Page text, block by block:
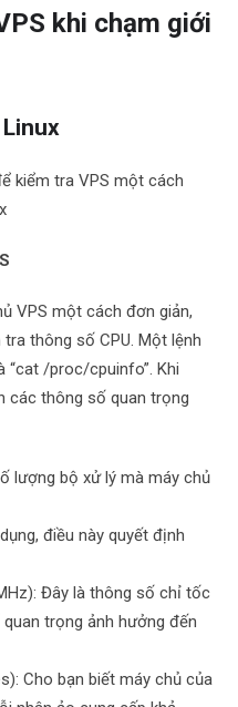
khi chạm giới
kiểm tra VPS một cách
VPS một cách đơn giản,
thông số CPU. Một lệnh
“cat /proc/cpuinfo”. Khi
các thông số quan trọng
lượng bộ xử lý mà máy chủ
điều này quyết định
Đây là thông số chỉ tốc
trọng ảnh hưởng đến
Cho bạn biết máy chủ của